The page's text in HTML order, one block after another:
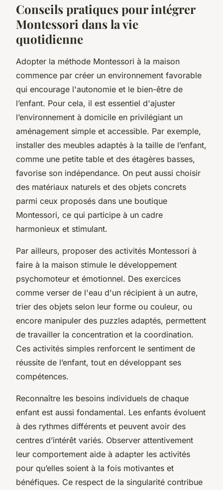
Conseils pratiques pour intégrer
Montessori dans la vie
quotidienne
Adopter la méthode Montessori à la maison
commence par créer un environnement favorable
qui encourage l'autonomie et le bien-être de
l’enfant. Pour cela, il est essentiel d'ajuster
l’environnement à domicile en privilégiant un
aménagement simple et accessible. Par exemple,
installer des meubles adaptés à la taille de l’enfant,
comme une petite table et des étagères basses,
favorise son indépendance. On peut aussi choisir
des matériaux naturels et des objets concrets
parmi ceux proposés dans une boutique
Montessori, ce qui participe à un cadre
harmonieux et stimulant.
Par ailleurs, proposer des activités Montessori à
faire à la maison stimule le développement
psychomoteur et émotionnel. Des exercices
comme verser de l'eau d'un récipient à un autre,
trier des objets selon leur forme ou couleur, ou
encore manipuler des puzzles adaptés, permettent
de travailler la concentration et la coordination.
Ces activités simples renforcent le sentiment de
réussite de l’enfant, tout en développant ses
compétences.
Reconnaître les besoins individuels de chaque
enfant est aussi fondamental. Les enfants évoluent
à des rythmes différents et peuvent avoir des
centres d’intérêt variés. Observer attentivement
leur comportement aide à adapter les activités
pour qu’elles soient à la fois motivantes et
bénéfiques. Ce respect de la singularité contribue